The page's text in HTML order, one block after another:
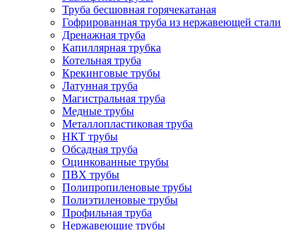
Труба бесшовная горячекатаная
Гофрированная труба из нержавеющей стали
Дренажная труба
Капиллярная трубка
Котельная труба
Крекинговые трубы
Латунная труба
Магистральная труба
Медные трубы
Металлопластиковая труба
НКТ трубы
Обсадная труба
Оцинкованные трубы
ПВХ трубы
Полипропиленовые трубы
Полиэтиленовые трубы
Профильная труба
Нержавеющие трубы